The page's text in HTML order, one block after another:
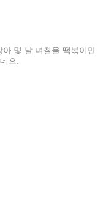
몇 날 며칠을 떡볶이만
요.